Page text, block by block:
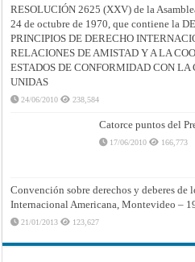
RESOLUCIÓN 2625 (XXV) de la
24 de octubre de 1970, que contiene la
PRINCIPIOS DE DERECHO
RELACIONES DE AMISTAD Y A LA
ESTADOS DE CONFORMIDAD CON LA
UNIDAS
24/06/2010 238,584
Catorce puntos del
17/06/2010 166,773
Convención sobre derechos y deberes de
Internacional Americana, Montevideo –
21/01/2013 123,627